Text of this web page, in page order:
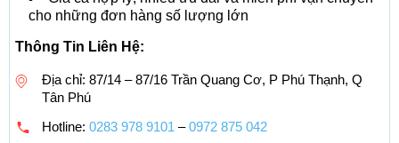
cho những đơn hàng số lượng lớn
Thông Tin Liên Hệ:
Địa chỉ: 87/14 – 87/16 Trần Quang Cơ, P Phú Thạnh, Q
Tân Phú
Hotline: 0283 978 9101 –0972 875 042